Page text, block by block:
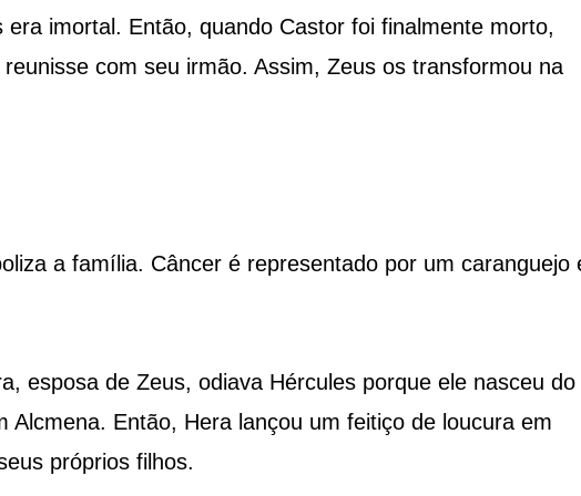
imortal. Então, quando Castor foi finalmente morto,
com seu irmão. Assim, Zeus os transformou na
a família. Câncer é representado por um caranguejo
esposa de Zeus, odiava Hércules porque ele nasceu do
Alcmena. Então, Hera lançou um feitiço de loucura em
próprios filhos.